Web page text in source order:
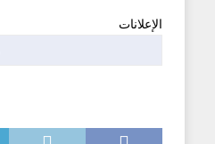
الإعلانات